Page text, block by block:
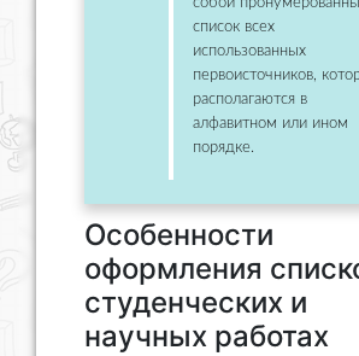
список всех
использованных
первоисточников,
располагаются в
алфавитном или ином
порядке.
Особенности
оформления
студенческих и
научных работах